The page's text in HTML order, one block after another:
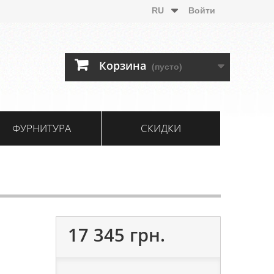
Войти
RU
Корзина (пусто)
ФУРНИТУРА СКИДКИ
17 345 грн.